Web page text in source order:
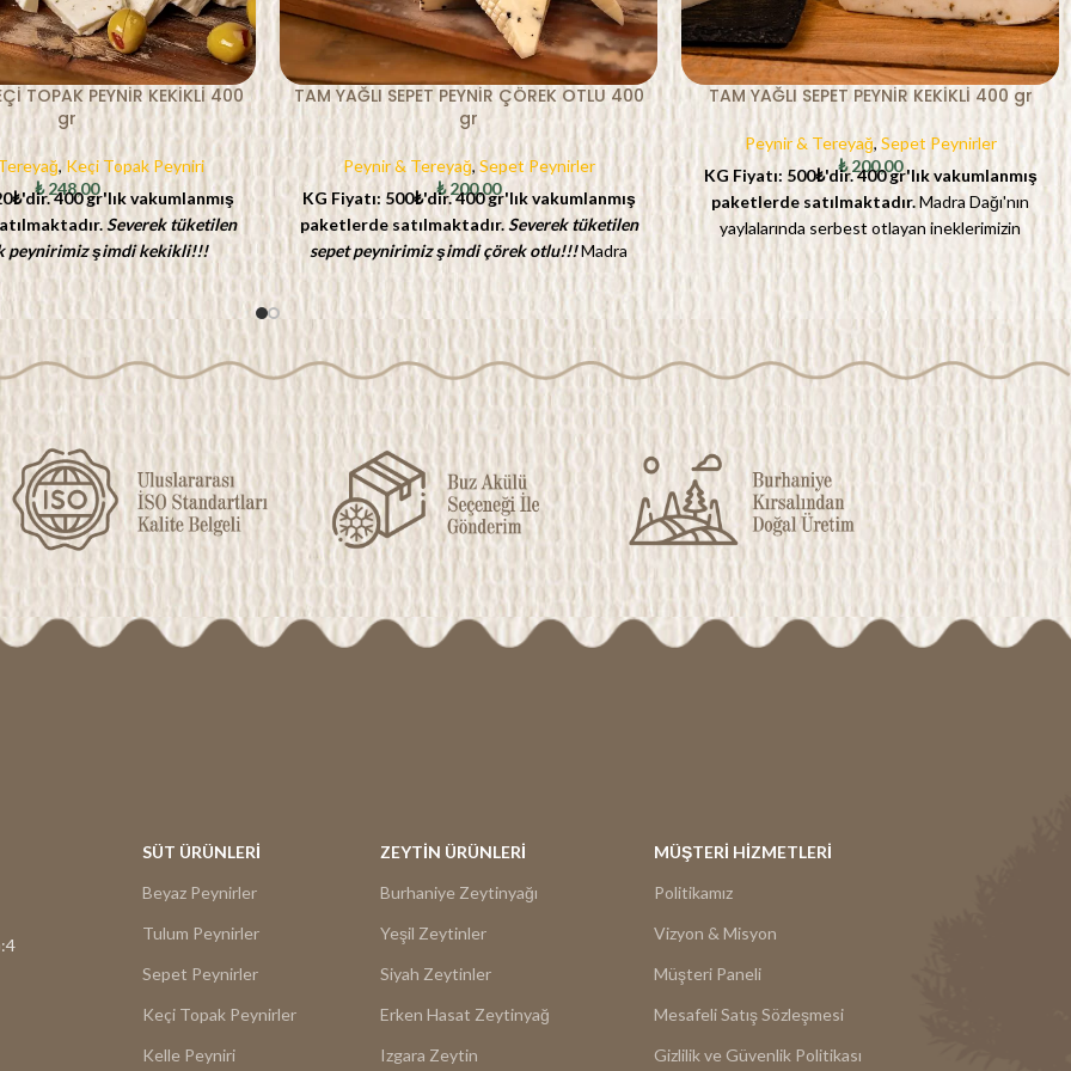
TOPAK PEYNİR KEKİKLİ 400
gr
, Keçi Topak Peyniri
₺248,00
400 gr'lık vakumlanmış
Severek tüketilen
peynirimiz şimdi kekikli!!!
serbest otlayan keçilerimizin
ne kadar itinalı olduklarının
Kuzey Ege'nin Burhaniye
bahar çiği ile gelişmiş kekik,
filizleriyle beslenen keçilerimizin
aromatik sütünün bir rastlantı
farkına varacaksınız. Şimdi bu
Keçi Topak Peynirini
aromatik kekikleriyle buluşturduk.
verdiği önemden hiç bir
bu değerli sütü tüm saflığıyla,
katarak işleyip Baharatlı
yeni üyesi, az tuzlu, bu özel
Peynirini Gediz Çiftliği olarak
Bu lezzeti doruklarda
TAM YAĞLI SEPET PEYNİR ÇÖREK OTLU 400
gr
Peynir & Tereyağ, Sepet Peynirler
₺200,00
KG Fiyatı: 500₺'dir. 400gr'lık vakumlanmış
paketlerde satılmaktadır. Severek tüketilen
sepet peynirimiz şimdi çörek otlu!!!Madra
Dağı'nın yaylalarında serbest otlayan
ineklerimizin sütünden butik mandıramızda
özenle hazırladığımız bu özel peyniri çörek otu
lezzetiyle taçlandırdık. Aromatik tadı ve lezzeti
bugüne kadar yediğiniz sepet peynirlerinden
ayırt edecek kıvamda olup çörek otu lezzetini ve
kokusunu sofralarınızda hissetmenizi
sağlayacaktır. Yazları Burhaniye'ye gelen
müşterilerimizin yoğun olarak tükettiği bir
lezzettir.Bu lezzeti doruklarda yaşamak için
dilimlenen Çörek otlu Sepet Peyniri üzerine
Gediz Soğuk Sıkım Erken Hasat Zeytinyağını
gezdirmeniz ve bu iki aromatik lezzeti bir araya
getirmeniz önerilir!!!
TAM YAĞLI SEPET PEYNİR KEKİKLİ 400 gr
Peynir & Tereyağ,Sepet Peynirler
₺200,00
KG Fiyatı: 500₺'dir.400 gr'lık vakumlanmış
paketlerde satılmaktadır.Madra Dağı'nın
yaylalarında serbest otlayan ineklerimizin
sütünden butik mandıramızda özenle
hazırladığımız bu özel peyniri Kaz Dağları'nın
kekikleriyle taçlandırdık. Aromatik tadı ve lezzeti
bugüne kadar yediğiniz sepet peynirlerinden
ayırt edecek kıvamda olup kekik lezzetini ve
kokusunu sofralarınızda hissetmenizi
sağlayacaktır. Yazları Burhaniye'ye gelen
müşterilerimizin yoğun olarak tükettiği bir
lezzettir.
Bu lezzeti doruklarda yaşamak için
dilimlenen Kekikli Sepet Peyniri üzerine Gediz
Soğuk Sıkım Erken Hasat Zeytinyağını
gezdirmeniz ve bu iki aromatik lezzeti bir araya
getirmeniz önerilir!!!
SÜT ÜRÜNLERİ
Beyaz Peynirler
Tulum Peynirler
Sepet Peynirler
Keçi Topak Peynirler
Kelle Peyniri
ZEYTİN ÜRÜNLERİ
Burhaniye Zeytinyağı
Yeşil Zeytinler
Siyah Zeytinler
Erken Hasat Zeytinyağ
Izgara Zeytin
MÜŞTERİ HİZMETLERİ
Politikamız
Vizyon & Misyon
Müşteri Paneli
Mesafeli Satış Sözleşmesi
Gizlilik ve Güvenlik Politikası